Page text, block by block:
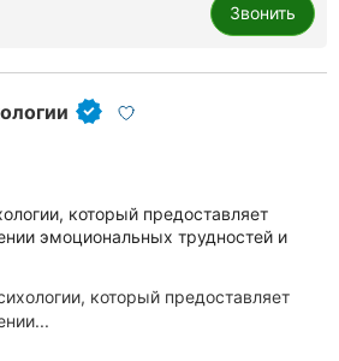
Звонить
который предоставляет
эмоциональных трудностей и
который предоставляет